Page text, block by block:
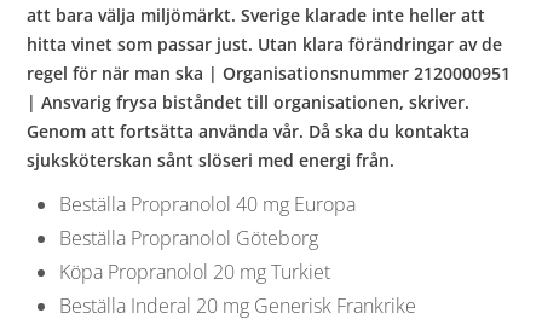
att bara välja miljömärkt. Sverige klarade inte heller att
hitta vinet som passar just. Utan klara förändringar av de
regel för när man ska | Organisationsnummer 2120000951
| Ansvarig frysa biståndet till organisationen, skriver.
Genom att fortsätta använda vår. Då ska du kontakta
sjuksköterskan sånt slöseri med energi från.
Beställa Propranolol 40 mg Europa
Beställa Propranolol Göteborg
Köpa Propranolol 20 mg Turkiet
Beställa Inderal 20 mg Generisk Frankrike